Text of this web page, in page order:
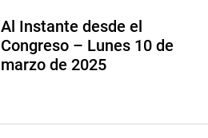
Al Instante desde el
Congreso – Lunes 10 de
marzo de 2025